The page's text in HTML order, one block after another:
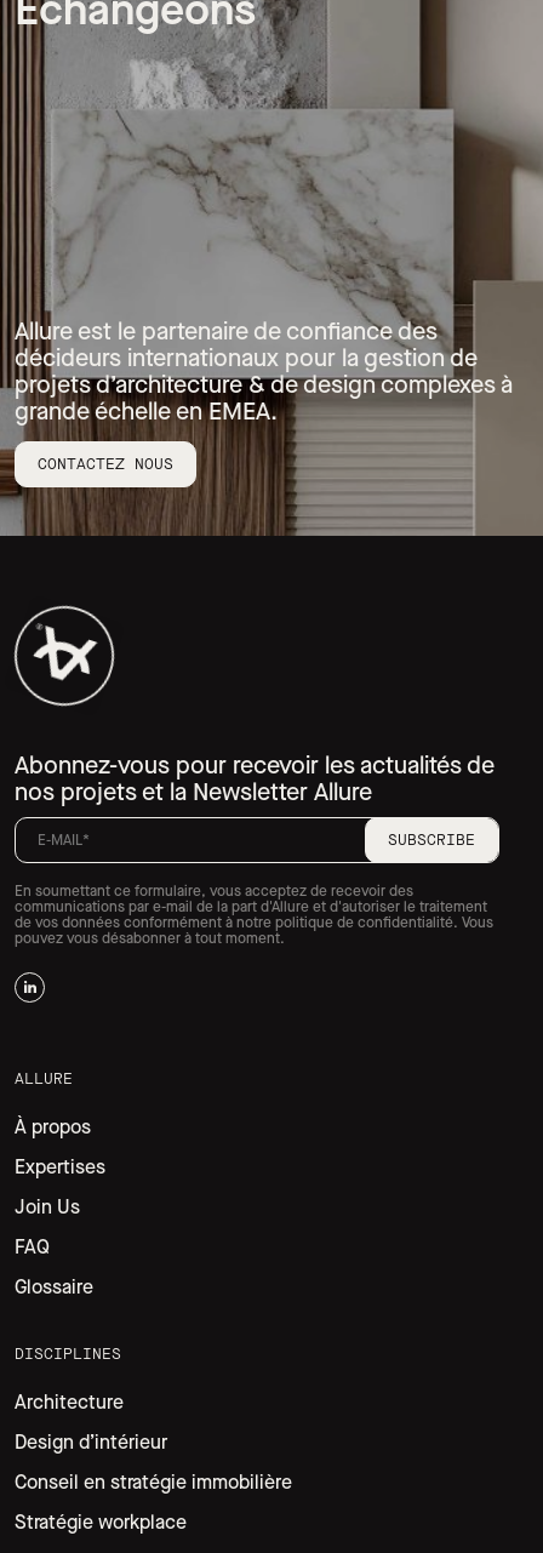
Échangeons
Allure est le partenaire de confiance des
décideurs internationaux pour la gestion de
projets d’architecture & de design complexes à
grande échelle en EMEA.
CONTACTEZ NOUS
Abonnez-vous pour recevoir les actualités de
nos projets et la Newsletter Allure
En soumettant ce formulaire, vous acceptez de recevoir des
communications par e-mail de la part d'Allure et d'autoriser le traitement
de vos données conformément à notre politique de confidentialité. Vous
pouvez vous désabonner à tout moment.
ALLURE
À propos
Expertises
Join Us
FAQ
Glossaire
DISCIPLINES
Architecture
Design d’intérieur
Conseil en stratégie immobilière
Stratégie workplace